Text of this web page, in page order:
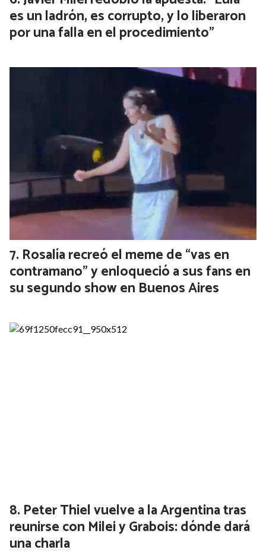
es un ladrón, es corrupto, y lo liberaron
por una falla en el procedimiento”
Rosalía recreó el meme de “vas en
contramano” y enloqueció a sus fans en
su segundo show en Buenos Aires
Peter Thiel vuelve a la Argentina tras
reunirse con Milei y Grabois: dónde dará
una charla